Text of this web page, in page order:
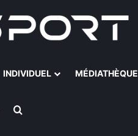
INDIVIDUEL MÉDIATHÈQUE